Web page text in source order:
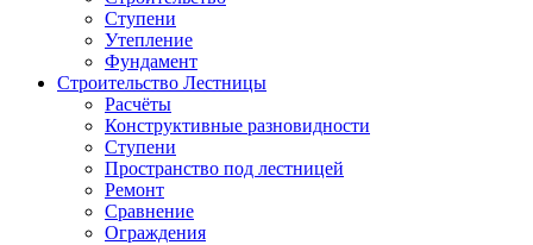
Ступени
Утепление
Фундамент
Строительство Лестницы
Расчёты
Конструктивные разновидности
Ступени
Пространство под лестницей
Ремонт
Сравнение
Ограждения